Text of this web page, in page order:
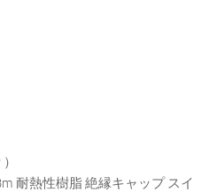
耐熱性樹脂 絶縁キャップ スイ